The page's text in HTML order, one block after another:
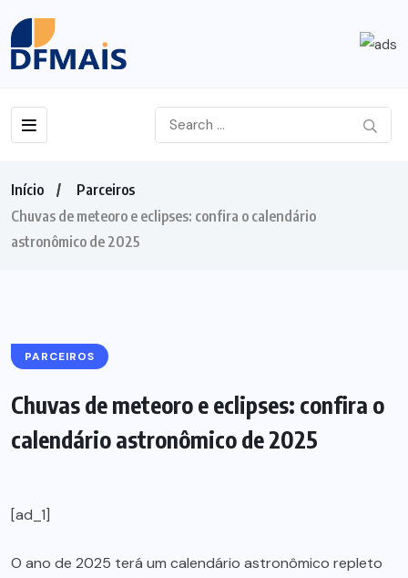
Início
Parceiros
Chuvas de meteoro e eclipses: confira o calendário
astronômico de 2025
PARCEIROS
Chuvas de meteoro e eclipses: confira o
calendário astronômico de 2025
[ad_1]
O ano de 2025 terá um calendário astronômico repleto